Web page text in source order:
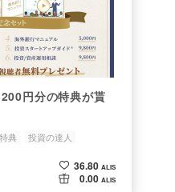
円分の特典が貰
特典 投資の達人
36.80 ALIS
0.00 ALIS